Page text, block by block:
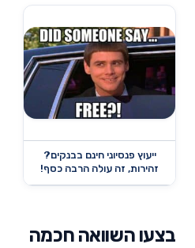
ייעוץ פנסיוני חינם בבנקים?
זהירות, זה עולה הרבה כסף!
בצעו השוואה חכמה